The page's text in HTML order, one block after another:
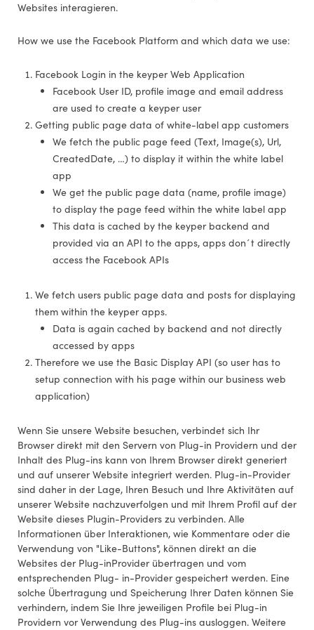
Websites interagieren.
How we use the Facebook Platform and which data we use:
Facebook Login in the keyper Web Application
Facebook User ID, profile image and email address
are used to create a keyper user
Getting public page data of white-label app customers
We fetch the public page feed (Text, Image(s), Url,
CreatedDate, …) to display it within the white label
app
We get the public page data (name, profile image)
to display the page feed within the white label app
This data is cached by the keyper backend and
provided via an API to the apps, apps don´t directly
access the Facebook APIs
We fetch users public page data and posts for displaying
them within the keyper apps.
Data is again cached by backend and not directly
accessed by apps
Therefore we use the Basic Display API (so user has to
setup connection with his page within our business web
application)
Wenn Sie unsere Website besuchen, verbindet sich Ihr
Browser direkt mit den Servern von Plug-in Providern und der
Inhalt des Plug-ins kann von Ihrem Browser direkt generiert
und auf unserer Website integriert werden. Plug-in-Provider
sind daher in der Lage, Ihren Besuch und Ihre Aktivitäten auf
unserer Website nachzuverfolgen und mit Ihrem Profil auf der
Website dieses Plugin-Providers zu verbinden. Alle
Informationen über Interaktionen, wie Kommentare oder die
Verwendung von "Like-Buttons", können direkt an die
Websites der Plug-inProvider übertragen und vom
entsprechenden Plug- in-Provider gespeichert werden. Eine
solche Übertragung und Speicherung Ihrer Daten können Sie
verhindern, indem Sie Ihre jeweiligen Profile bei Plug-in
Providern vor Verwendung des Plug-ins ausloggen. Weitere